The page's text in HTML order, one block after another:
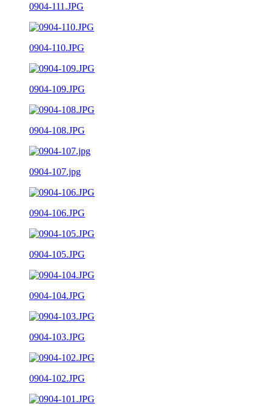
0904-111.JPG
0904-110.JPG
0904-109.JPG
0904-108.JPG
0904-107.jpg
0904-106.JPG
0904-105.JPG
0904-104.JPG
0904-103.JPG
0904-102.JPG